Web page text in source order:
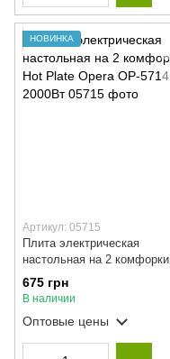
НОВИНКА
Артикул: 05715
Плита электрическая
настольная на 2 комфорки
Hot Plate Opera OP-5714
2000Вт
675 грн
В наличии
Оптовые цены